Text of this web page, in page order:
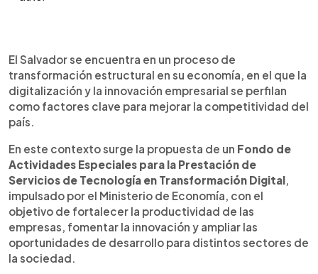
Escuchar artículo
El Salvador dará un paso clave hacia la
modernización económica con la creación de un
fondo para servicios tecnológicos en
transformación digital. La iniciativa busca
fortalecer la competitividad empresarial
innovadoras, capacitación especializada y
entornos colaborativos. Entre sus objetivos se
incluyen impulsar cadenas de valor sostenibles,
promover nuevas oportunidades de negocio y
formar talento calificado en tecnología. El modelo
financiero prevé que los ingresos provengan de
los servicios prestados, garantizando
sostenibilidad y ampliación progresiva. Se espera
un impacto positivo en productividad, inversión y
El Salvador se encuentra en un proceso de
transformación estructural en su economía, en el que la
digitalización y la innovación empresarial se perfilan
como factores clave para mejorar la competitividad del
país.
En este contexto surge la propuesta de un Fondo de
Actividades Especiales para la Prestación de
Servicios de Tecnología en Transformación Digital,
impulsado por el Ministerio de Economía, con el
objetivo de fortalecer la productividad de las
empresas, fomentar la innovación y ampliar las
oportunidades de desarrollo para distintos sectores de
la sociedad.